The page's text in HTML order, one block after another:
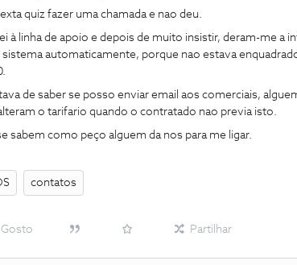
quiz fazer uma chamada e nao deu.
à linha de apoio e depois de muito insistir, deram-me a
sistema automaticamente, porque nao estava
de saber se posso enviar email aos comerciais,
o tarifario quando o contratado nao previa isto.
sabem como peço alguem da nos para me ligar.
contatos
Gosto Partilhar